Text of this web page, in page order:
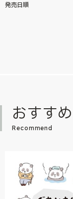
発売日順
おすす
Recommend